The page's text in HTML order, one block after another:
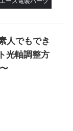
人でもでき
光軸調整方